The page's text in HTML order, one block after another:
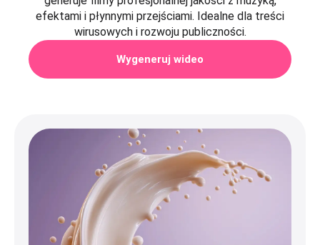
efektami i płynnymi przejściami. Idealne dla treści
wirusowych i rozwoju publiczności.
Wygeneruj wideo